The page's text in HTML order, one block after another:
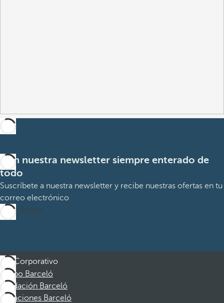
Con nuestra newsletter siempre enterado de
todo
Suscríbete a nuestra newsletter y recibe nuestras ofertas en tu
correo electrónico
Suscribirme
Corporativo
Grupo Barceló
Fundación Barceló
Vacaciones Barceló